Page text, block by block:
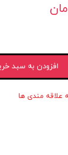
افزودن به سبد
علاقه مندی ها